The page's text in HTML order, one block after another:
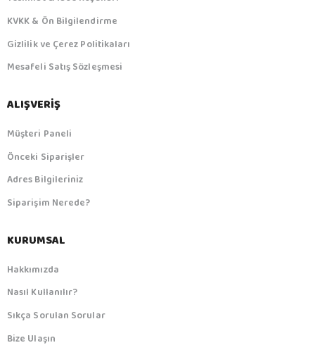
KVKK & Ön Bilgilendirme
Gizlilik ve Çerez Politikaları
Mesafeli Satış Sözleşmesi
ALIŞVERIŞ
Müşteri Paneli
Önceki Siparişler
Adres Bilgileriniz
Siparişim Nerede?
KURUMSAL
Hakkımızda
Nasıl Kullanılır?
Sıkça Sorulan Sorular
Bize Ulaşın